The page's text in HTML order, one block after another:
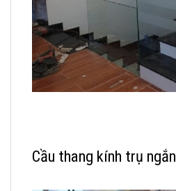
Cầu thang kính trụ ngắn